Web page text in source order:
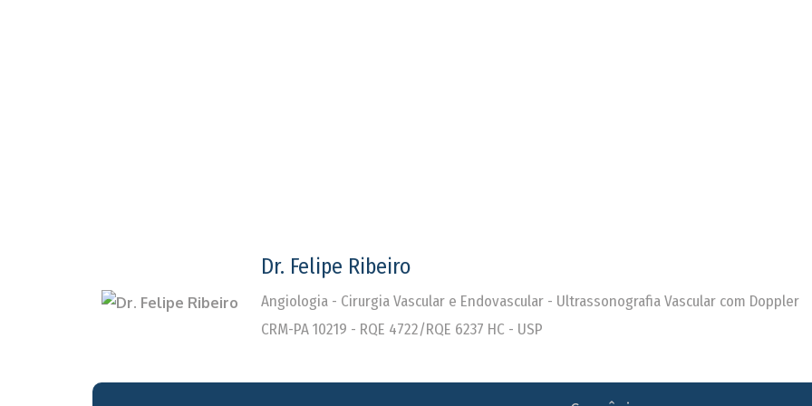
Dr. Felipe Ribeiro
Angiologia - Cirurgia Vascular e Endovascular - Ultrassonografia Vascular com Doppler
CRM-PA 10219 - RQE 4722/RQE 6237 HC - USP